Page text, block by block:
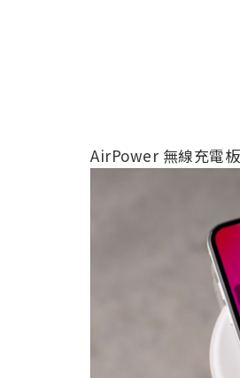
AirPower 無線充電